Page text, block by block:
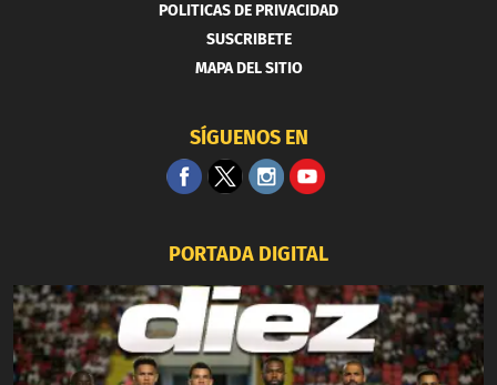
POLITICAS DE PRIVACIDAD
SUSCRIBETE
MAPA DEL SITIO
SÍGUENOS EN
PORTADA DIGITAL